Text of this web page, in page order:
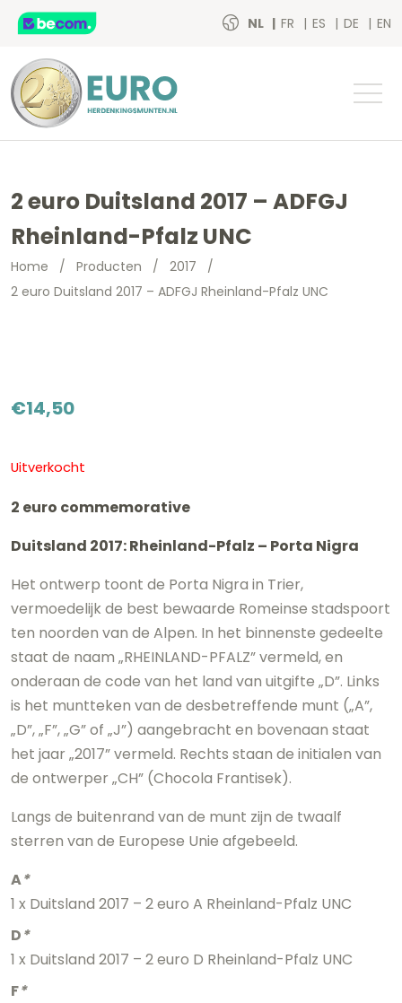
NL FR ES DE EN
2 euro Duitsland 2017 – ADFGJ
Rheinland-Pfalz UNC
Home / Producten / 2017 /
2 euro Duitsland 2017 – ADFGJ Rheinland-Pfalz UNC
€14,50
Uitverkocht
2 euro commemorative
Duitsland 2017: Rheinland-Pfalz – Porta Nigra
Het ontwerp toont de Porta Nigra in Trier,
vermoedelijk de best bewaarde Romeinse stadspoort
ten noorden van de Alpen. In het binnenste gedeelte
staat de naam „RHEINLAND-PFALZ” vermeld, en
onderaan de code van het land van uitgifte „D”. Links
is het muntteken van de desbetreffende munt („A”,
„D”, „F”, „G” of „J”) aangebracht en bovenaan staat
het jaar „2017” vermeld. Rechts staan de initialen van
de ontwerper „CH” (Chocola Frantisek).
Langs de buitenrand van de munt zijn de twaalf
sterren van de Europese Unie afgebeeld.
A*
1 x Duitsland 2017 – 2 euro A Rheinland-Pfalz UNC
D*
1 x Duitsland 2017 – 2 euro D Rheinland-Pfalz UNC
F*